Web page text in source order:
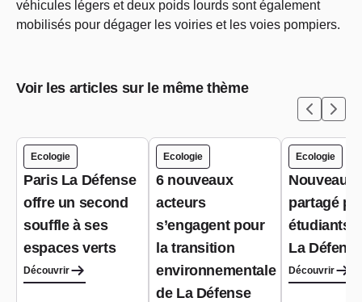
véhicules légers et deux poids lourds sont également
mobilisés pour dégager les voiries et les voies pompiers.
Voir les articles sur le même thème
Ecologie
Paris La Défense
offre un second
souffle à ses
espaces verts
Découvrir
Ecologie
6 nouveaux
acteurs
s’engagent pour
la transition
environnementale
de La Défense
Ecologie
Nouveau
partagé
étudiants
La
Découvrir